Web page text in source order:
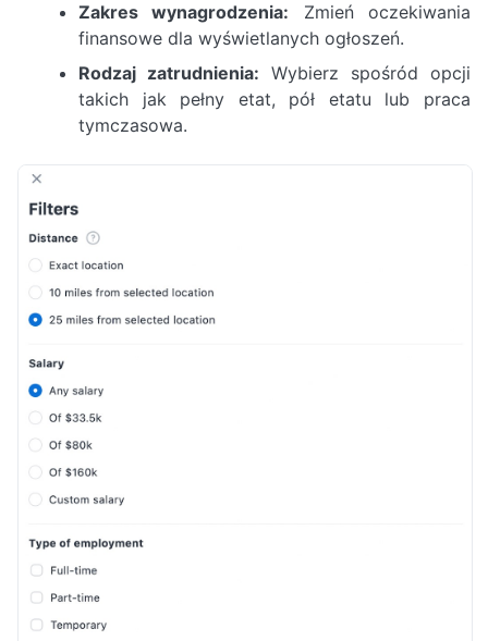
Zakres wynagrodzenia: Zmień oczekiwania
finansowe dla wyświetlanych ogłoszeń.
Rodzaj zatrudnienia: Wybierz spośród opcji
takich jak pełny etat, pół etatu lub praca
tymczasowa.